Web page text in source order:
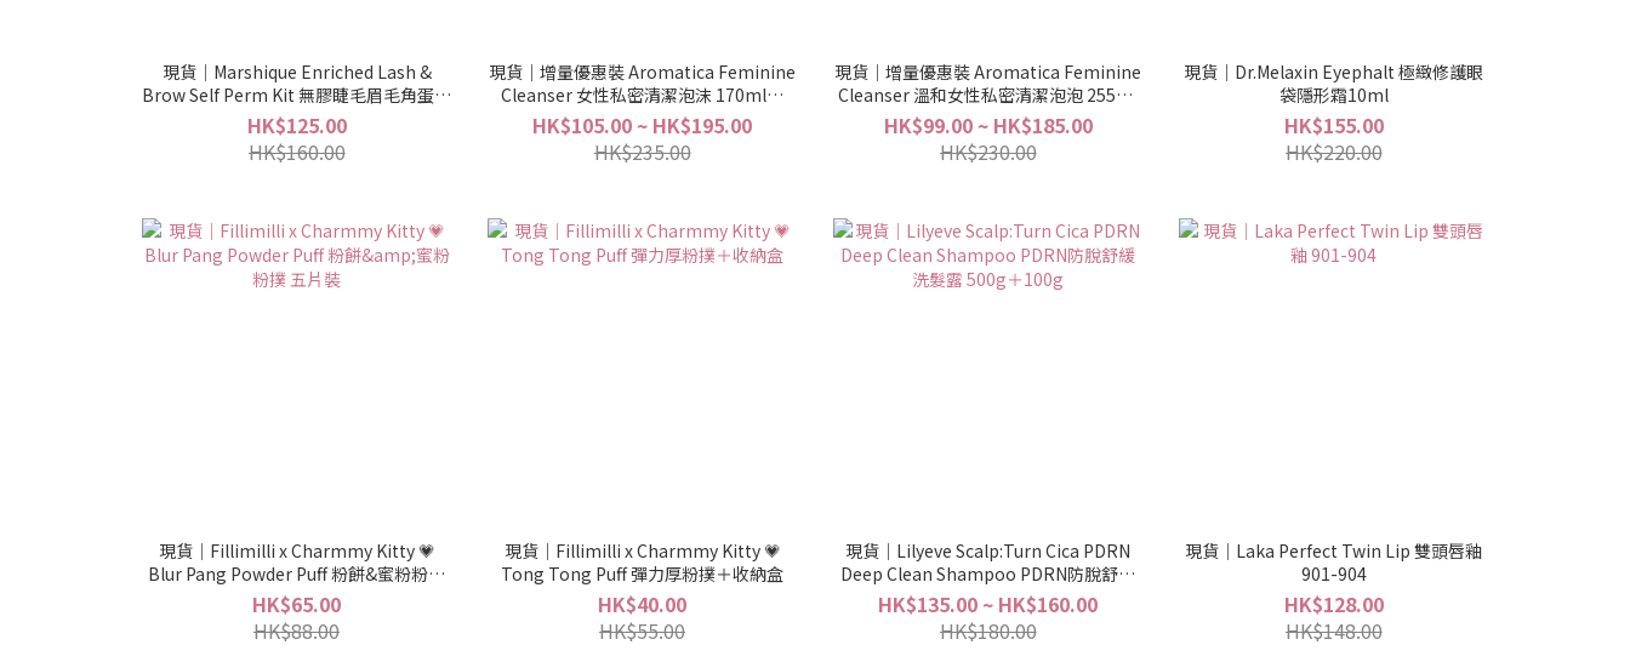
現貨｜Marshique Enriched Lash &
Brow Self Perm Kit 無膠睫毛眉毛角蛋白
DIY套裝（7次份）
HK$125.00
HK$160.00
現貨｜增量優惠裝 Aromatica Feminine
Cleanser 女性私密清潔泡沫 170ml＋
170ml＋100ml refill＋100ml refill
HK$105.00 ~ HK$195.00
HK$235.00
現貨｜增量優惠裝 Aromatica Feminine
Cleanser 溫和女性私密清潔泡泡 255ml
＋255ml
HK$99.00 ~ HK$185.00
HK$230.00
現貨｜Dr.Melaxin Eyephalt 極緻修護眼
袋隱形霜10ml
HK$155.00
HK$220.00
現貨｜Fillimilli x Charmmy Kitty 💗
Blur Pang Powder Puff 粉餅&蜜粉粉撲
五片裝
HK$65.00
HK$88.00
現貨｜Fillimilli x Charmmy Kitty 💗
Tong Tong Puff 彈力厚粉撲＋收納盒
HK$40.00
HK$55.00
現貨｜Lilyeve Scalp:Turn Cica PDRN
Deep Clean Shampoo PDRN防脫舒緩
洗髮露 500g＋100g
HK$135.00 ~ HK$160.00
HK$180.00
現貨｜Laka Perfect Twin Lip 雙頭唇釉
901-904
HK$128.00
HK$148.00